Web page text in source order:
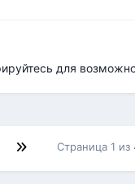
для
Страница 1